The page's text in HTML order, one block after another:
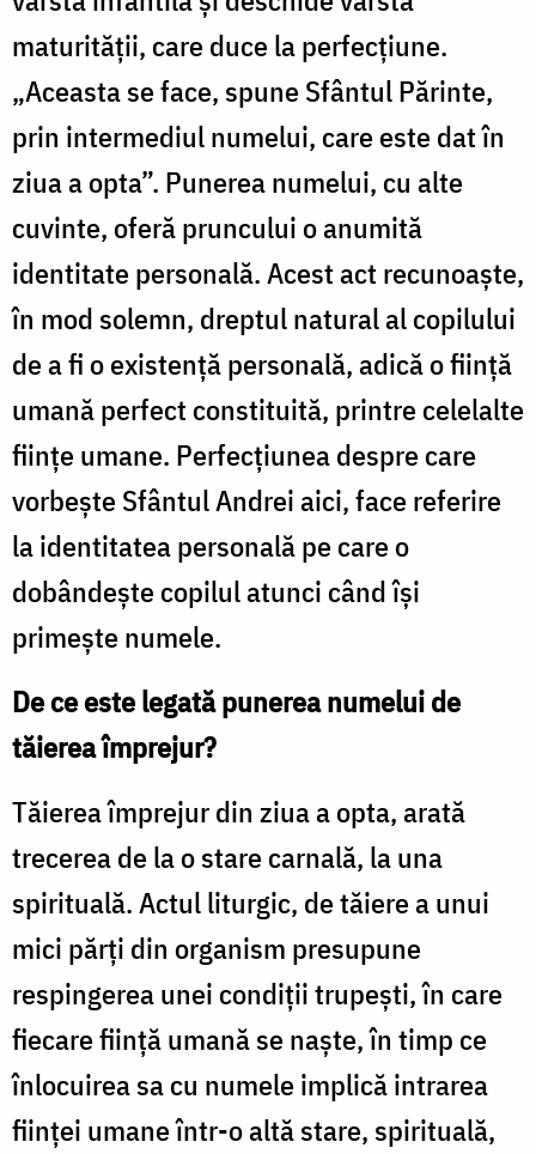
maturității, care duce la perfecțiune.
„Aceasta se face, spune Sfântul Părinte,
prin intermediul numelui, care este dat în
ziua a opta”. Punerea numelui, cu alte
cuvinte, oferă pruncului o anumită
identitate personală. Acest act recunoaște,
în mod solemn, dreptul natural al copilului
de a fi o existență personală, adică o ființă
umană perfect constituită, printre celelalte
ființe umane. Perfecțiunea despre care
vorbește Sfântul Andrei aici, face referire
la identitatea personală pe care o
dobândește copilul atunci când își
primește numele.
De ce este legată punerea numelui de
tăierea împrejur?
Tăierea împrejur din ziua a opta, arată
trecerea de la o stare carnală, la una
spirituală. Actul liturgic, de tăiere a unui
mici părți din organism presupune
respingerea unei condiții trupești, în care
fiecare ființă umană se naște, în timp ce
înlocuirea sa cu numele implică intrarea
ființei umane într-o altă stare, spirituală,